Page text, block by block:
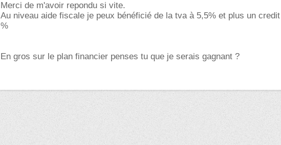
Merci de m'avoir repondu si vite.
Au niveau aide fiscale je peux bénéficié de la tva à 5,5% et plus un
%
En gros sur le plan financier penses tu que je serais gagnant ?